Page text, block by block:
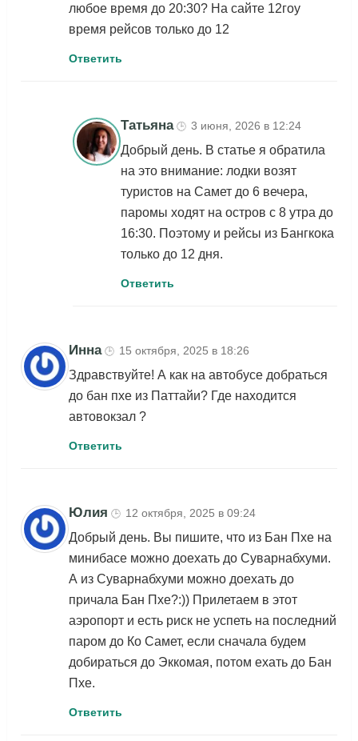
любое время до 20:30? На сайте 12гоу
время рейсов только до 12
Ответить
Татьяна 🕒 3 июня, 2026 в 12:24
Добрый день. В статье я обратила
на это внимание: лодки возят
туристов на Самет до 6 вечера,
паромы ходят на остров с 8 утра до
16:30. Поэтому и рейсы из Бангкока
только до 12 дня.
Ответить
Инна 🕒 15 октября, 2025 в 18:26
Здравствуйте! А как на автобусе добраться
до бан пхе из Паттайи? Где находится
автовокзал ?
Ответить
Юлия 🕒 12 октября, 2025 в 09:24
Добрый день. Вы пишите, что из Бан Пхе на
минибасе можно доехать до Суварнабхуми.
А из Суварнабхуми можно доехать до
причала Бан Пхе?:)) Прилетаем в этот
аэропорт и есть риск не успеть на последний
паром до Ко Самет, если сначала будем
добираться до Эккомая, потом ехать до Бан
Пхе.
Ответить